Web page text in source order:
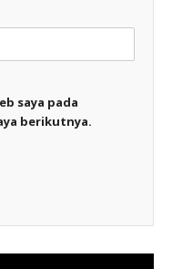
saya pada
berikutnya.